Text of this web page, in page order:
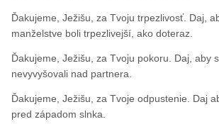
Ďakujeme, Ježišu, za Tvoju trpezlivosť. Daj,
manželstve boli trpezlivejší, ako doteraz.
Ďakujeme, Ježišu, za Tvoju pokoru. Daj, aby
nevyvyšovali nad partnera.
Ďakujeme, Ježišu, za Tvoje odpustenie. Daj
pred západom slnka.